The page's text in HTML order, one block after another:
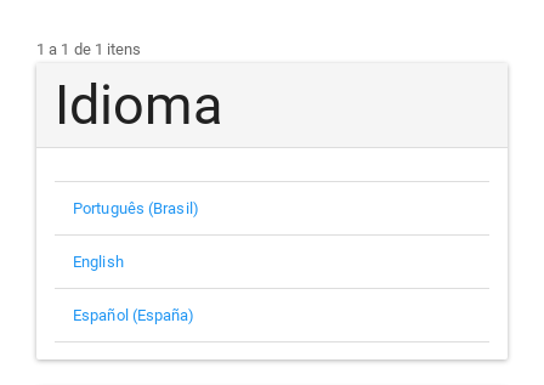
1 a 1 de 1 itens
Idioma
Português (Brasil)
English
Español (España)